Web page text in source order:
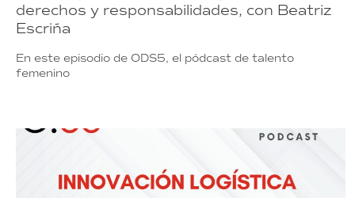
derechos y responsabilidades, con Beatriz
Escriña
En este episodio de ODS5, el pódcast de talento
femenino